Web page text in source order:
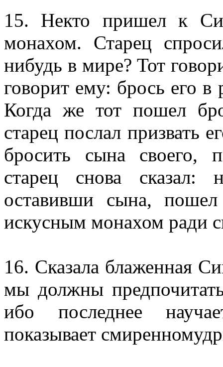
15. Некто пришел к
монахом. Старец
нибудь в мире? Тот
говорит ему: брось его
Когда же тот пошел
старец послал призвать
бросить сына своего,
старец снова
оставивши сына,
искусным монахом ради
16. Сказала блаженная
мы должны
ибо последнее
показывает